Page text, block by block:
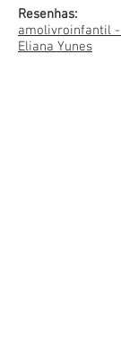
Resenhas:
amolivroinfantil -
Eliana Yunes